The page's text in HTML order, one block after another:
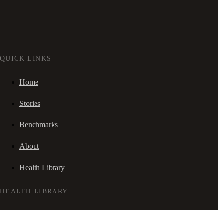
QUICK LINKS
Home
Stories
Benchmarks
About
Health Library
HEALTH LIBRARY